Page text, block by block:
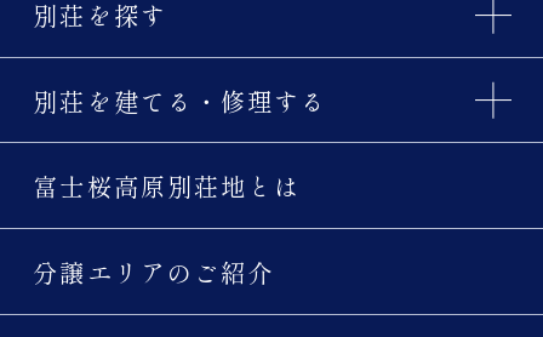
別荘を探す
別荘を建てる・修理する
富士桜高原別荘地とは
分譲エリアのご紹介